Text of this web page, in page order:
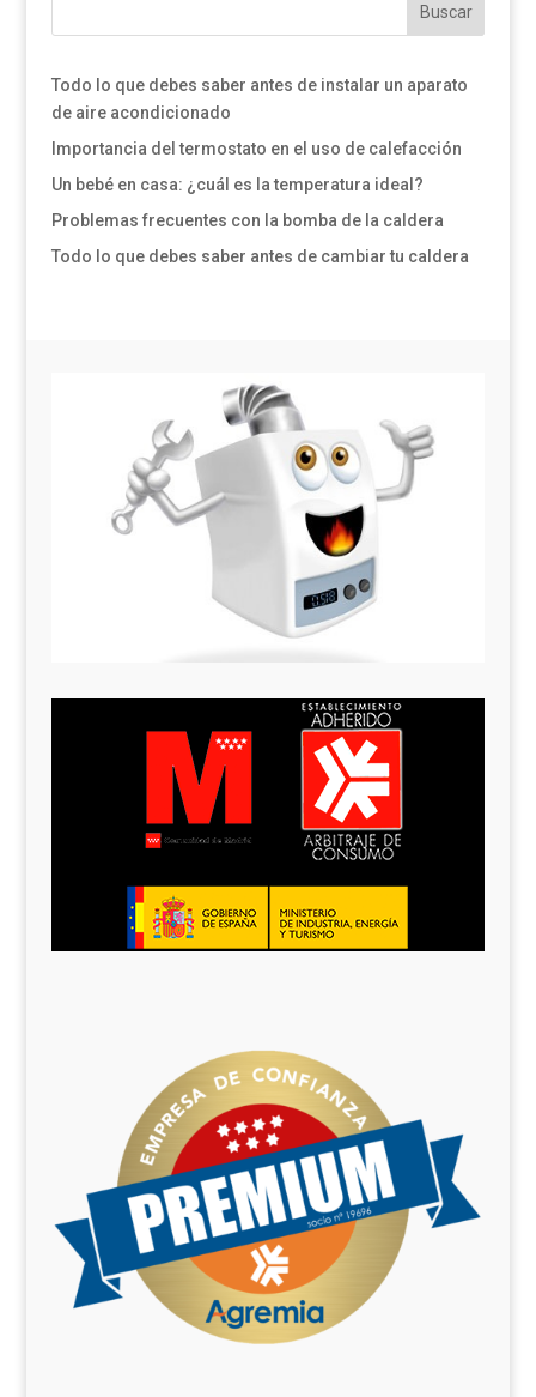
Buscar
Todo lo que debes saber antes de instalar un aparato
de aire acondicionado
Importancia del termostato en el uso de calefacción
Un bebé en casa: ¿cuál es la temperatura ideal?
Problemas frecuentes con la bomba de la caldera
Todo lo que debes saber antes de cambiar tu caldera